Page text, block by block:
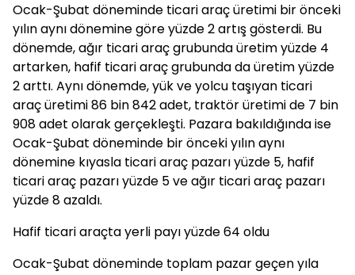
Ocak-Şubat döneminde ticari araç üretimi bir önceki
yılın aynı dönemine göre yüzde 2 artış gösterdi. Bu
dönemde, ağır ticari araç grubunda üretim yüzde 4
artarken, hafif ticari araç grubunda da üretim yüzde
2 arttı. Aynı dönemde, yük ve yolcu taşıyan ticari
araç üretimi 86 bin 842 adet, traktör üretimi de 7 bin
908 adet olarak gerçekleşti. Pazara bakıldığında ise
Ocak-Şubat döneminde bir önceki yılın aynı
dönemine kıyasla ticari araç pazarı yüzde 5, hafif
ticari araç pazarı yüzde 5 ve ağır ticari araç pazarı
yüzde 8 azaldı.
Hafif ticari araçta yerli payı yüzde 64 oldu
Ocak-Şubat döneminde toplam pazar geçen yıla